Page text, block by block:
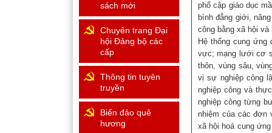
phổ cập giáo dục
bình đẳng giới,
công bằng xã hội
Hệ thống cung
vực; mạng lưới cơ
thôn, vùng sâu,
vị sự nghiệp công
nghiệp công và
nghiệp công từng
nhiệm của các đơn
xã hội hoá cung
sách mới
Chuyên trang Đại
hội Đảng bộ các
cấp
Thông tin tuyên
truyền
Biển đảo quê
hương